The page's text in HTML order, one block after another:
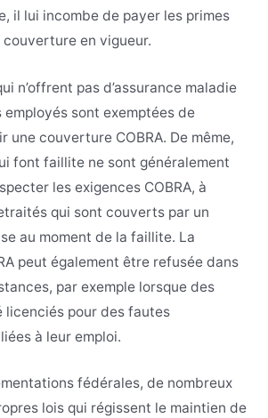
il lui incombe de payer les primes
en vigueur.
n’offrent pas d’assurance maladie
sont exemptées de
une couverture COBRA. De même,
font faillite ne sont généralement
les exigences COBRA, à
qui sont couverts par un
au moment de la faillite. La
peut également être refusée dans
par exemple lorsque des
licenciés pour des fautes
à leur emploi.
fédérales, de nombreux
lois qui régissent le maintien de